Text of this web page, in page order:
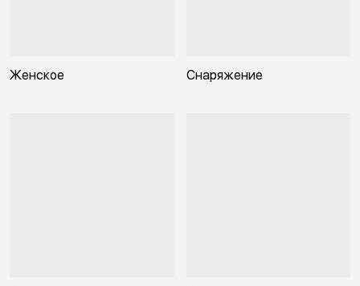
Женское Снаряжение